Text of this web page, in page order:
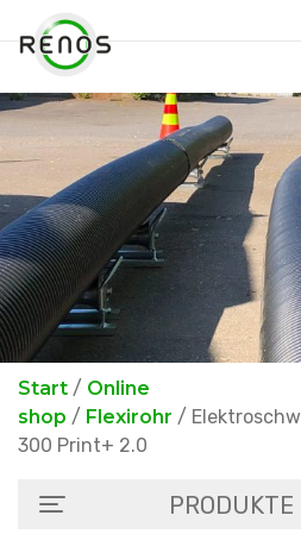
Start / Online
shop / Flexirohr /
300 Print+ 2.0
PRODUKTE